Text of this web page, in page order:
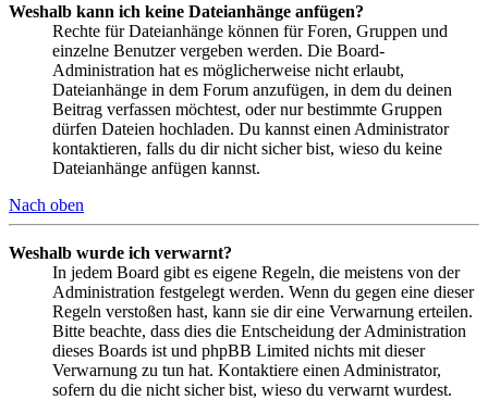
Weshalb kann ich keine Dateianhänge anfügen?
Rechte für Dateianhänge können für Foren, Gruppen und
einzelne Benutzer vergeben werden. Die Board-
Administration hat es möglicherweise nicht erlaubt,
Dateianhänge in dem Forum anzufügen, in dem du deinen
Beitrag verfassen möchtest, oder nur bestimmte Gruppen
dürfen Dateien hochladen. Du kannst einen Administrator
kontaktieren, falls du dir nicht sicher bist, wieso du keine
Dateianhänge anfügen kannst.
Nach oben
Weshalb wurde ich verwarnt?
In jedem Board gibt es eigene Regeln, die meistens von der
Administration festgelegt werden. Wenn du gegen eine dieser
Regeln verstoßen hast, kann sie dir eine Verwarnung erteilen.
Bitte beachte, dass dies die Entscheidung der Administration
dieses Boards ist und phpBB Limited nichts mit dieser
Verwarnung zu tun hat. Kontaktiere einen Administrator,
sofern du die nicht sicher bist, wieso du verwarnt wurdest.